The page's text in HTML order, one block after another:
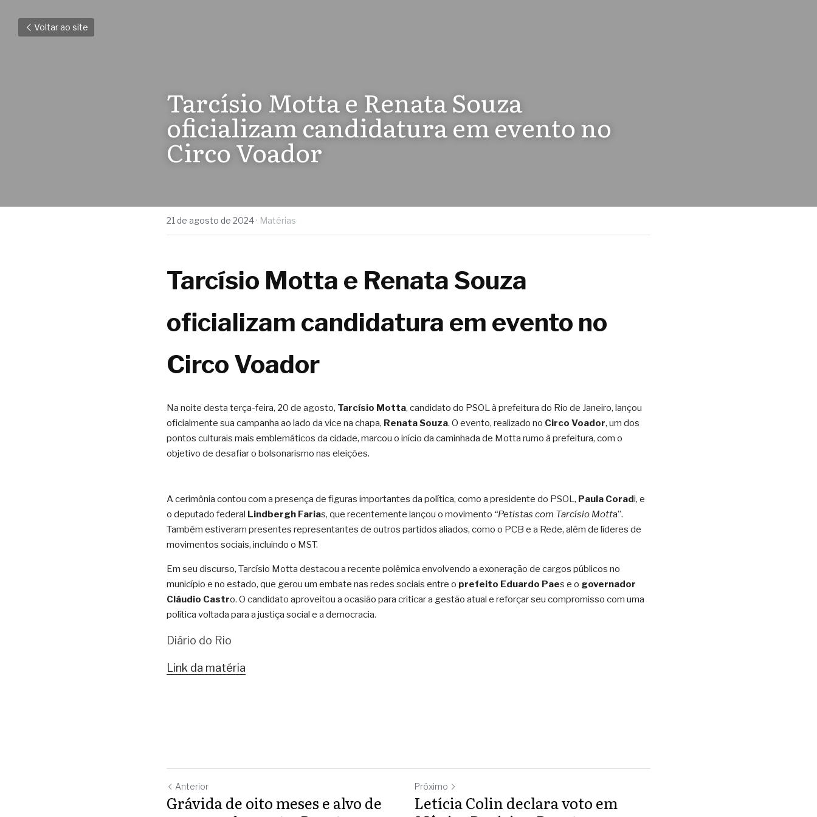
Voltar ao site
Tarcísio Motta e Renata Souza
oficializam candidatura em evento no
Circo Voador
21 de agosto de 2024 · Matérias
Tarcísio Motta e Renata Souza
oficializam candidatura em evento no
Circo Voador
Na noite desta terça-feira, 20 de agosto, Tarcísio Motta, candidato do PSOL à prefeitura do Rio de Janeiro, lançou
oficialmente sua campanha ao lado da vice na chapa, Renata Souza. O evento, realizado no Circo Voador, um dos
pontos culturais mais emblemáticos da cidade, marcou o início da caminhada de Motta rumo à prefeitura, com o
objetivo de desafiar o bolsonarismo nas eleições.
A cerimônia contou com a presença de figuras importantes da política, como a presidente do PSOL, Paula Coradi, e
o deputado federal Lindbergh Farias, que recentemente lançou o movimento “Petistas com Tarcísio Motta”.
Também estiveram presentes representantes de outros partidos aliados, como o PCB e a Rede, além de líderes de
movimentos sociais, incluindo o MST.
Em seu discurso, Tarcísio Motta destacou a recente polêmica envolvendo a exoneração de cargos públicos no
município e no estado, que gerou um embate nas redes sociais entre o prefeito Eduardo Paes e o governador
Cláudio Castro. O candidato aproveitou a ocasião para criticar a gestão atual e reforçar seu compromisso com uma
política voltada para a justiça social e a democracia.
Diário do Rio
Link da matéria
Anterior
Grávida de oito meses e alvo de
Próximo
Letícia Colin declara voto em